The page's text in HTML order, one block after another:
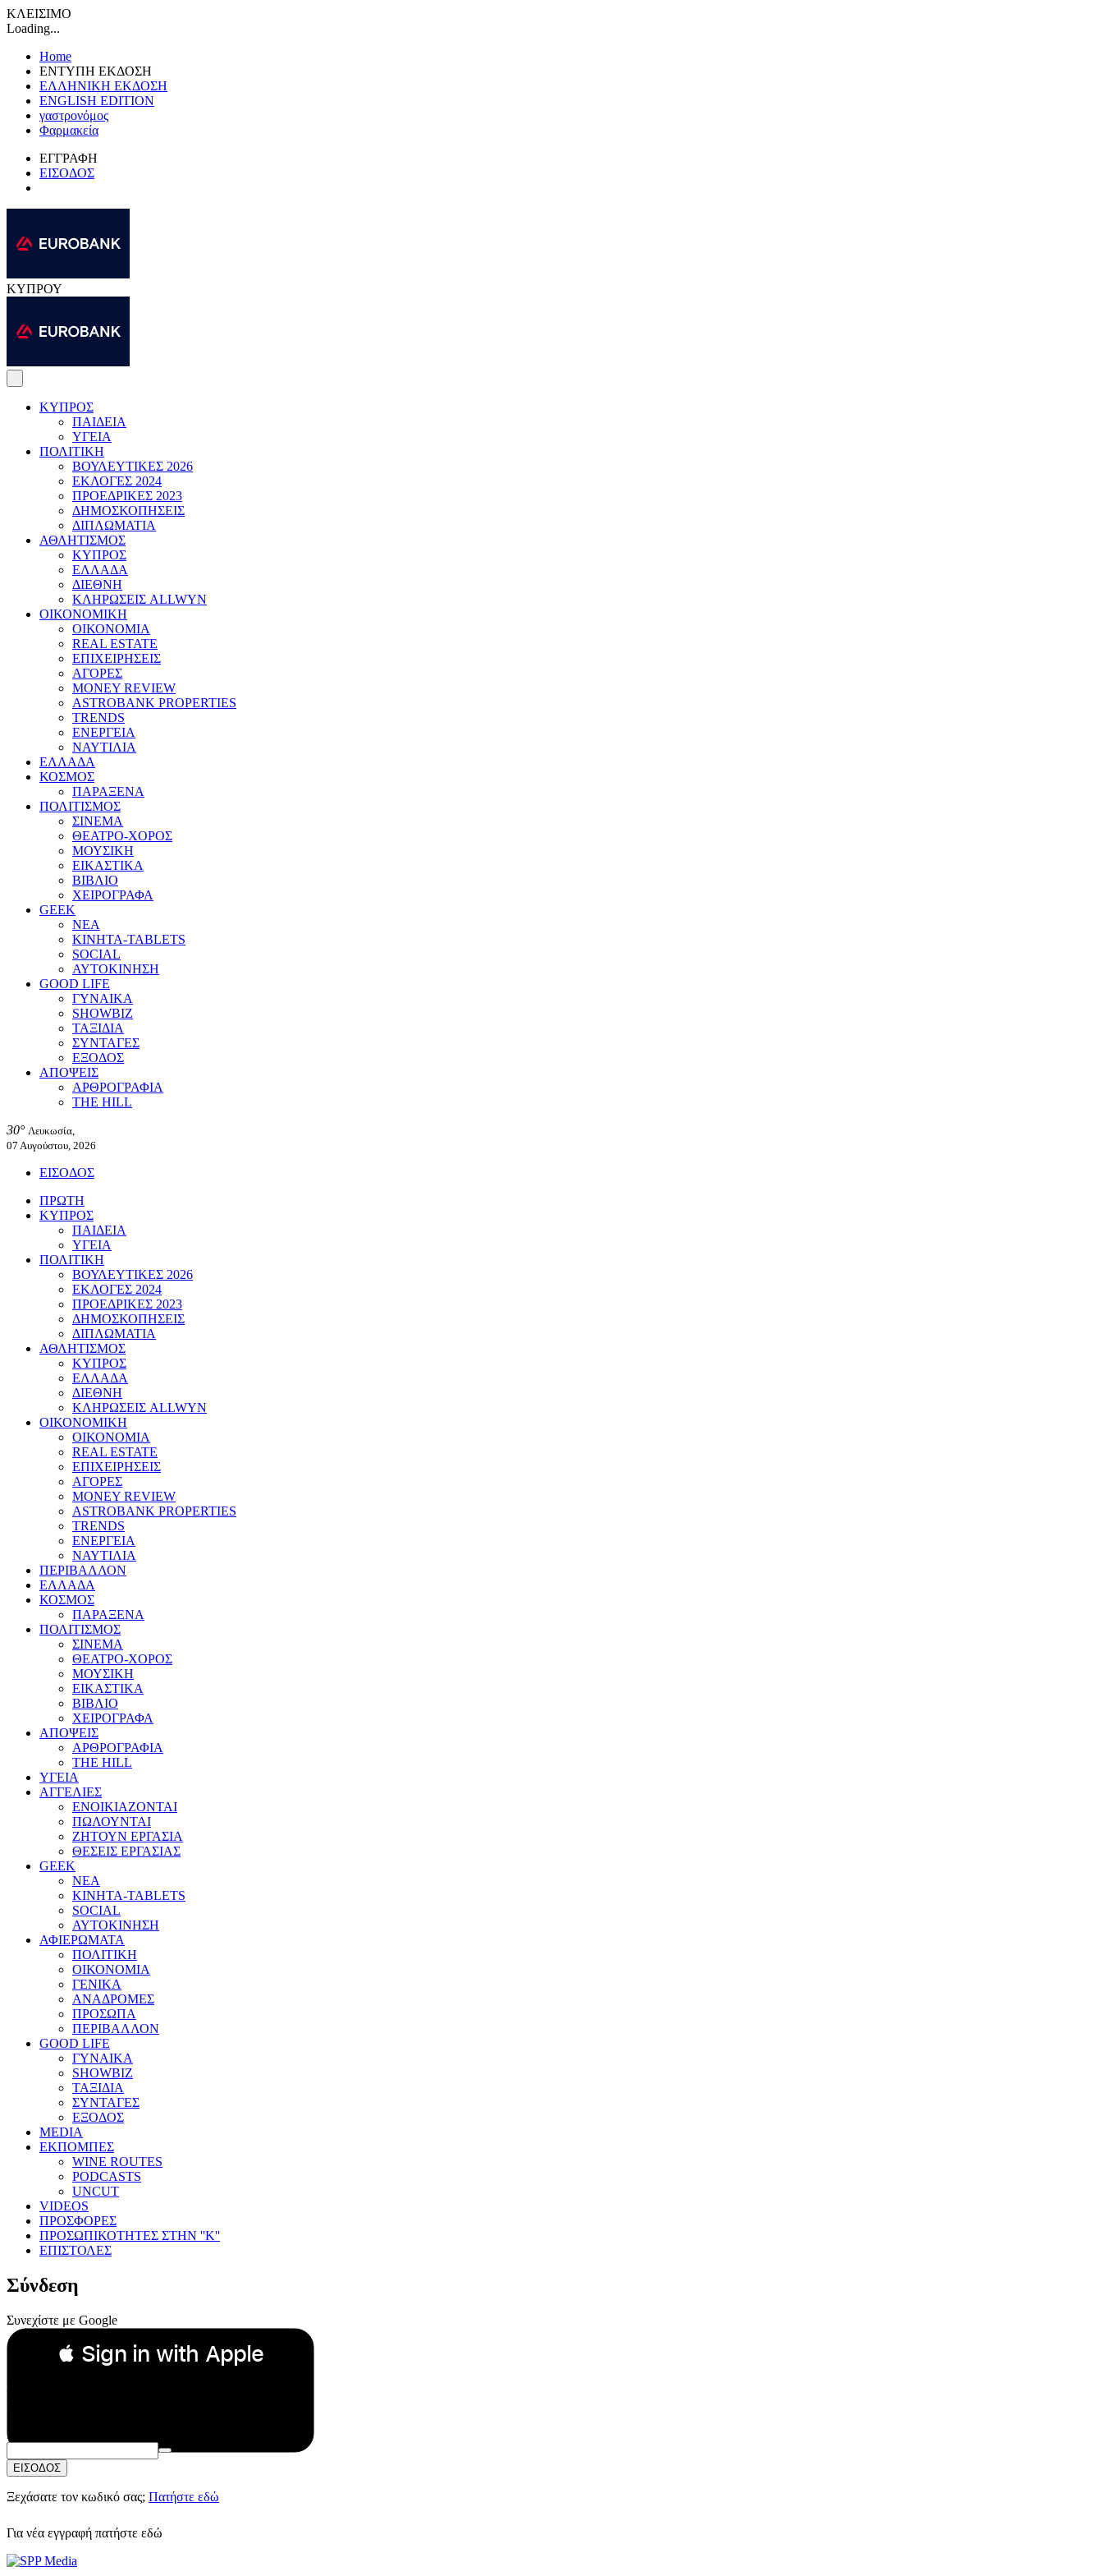
ΚΛΕΙΣΙΜΟ
Loading...
Home
ΕΝΤΥΠΗ ΕΚΔΟΣΗ
ΕΛΛΗΝΙΚΗ ΕΚΔΟΣΗ
ENGLISH EDITION
γαστρονόμος
Φαρμακεία
ΕΓΓΡΑΦΗ
ΕΙΣΟΔΟΣ
ΚΥΠΡΟΥ
ΚΥΠΡΟΣ
ΠΑΙΔΕΙΑ
ΥΓΕΙΑ
ΠΟΛΙΤΙΚΗ
ΒΟΥΛΕΥΤΙΚΕΣ 2026
ΕΚΛΟΓΕΣ 2024
ΠΡΟΕΔΡΙΚΕΣ 2023
ΔΗΜΟΣΚΟΠΗΣΕΙΣ
ΔΙΠΛΩΜΑΤΙΑ
ΑΘΛΗΤΙΣΜΟΣ
ΚΥΠΡΟΣ
ΕΛΛΑΔΑ
ΔΙΕΘΝΗ
ΚΛΗΡΩΣΕΙΣ ALLWYN
ΟΙΚΟΝΟΜΙΚΗ
ΟΙΚΟΝΟΜΙΑ
REAL ESTATE
ΕΠΙΧΕΙΡΗΣΕΙΣ
ΑΓΟΡΕΣ
MONEY REVIEW
ASTROBANK PROPERTIES
TRENDS
ΕΝΕΡΓΕΙΑ
ΝΑΥΤΙΛΙΑ
ΕΛΛΑΔΑ
ΚΟΣΜΟΣ
ΠΑΡΑΞΕΝΑ
ΠΟΛΙΤΙΣΜΟΣ
ΣΙΝΕΜΑ
ΘΕΑΤΡΟ-ΧΟΡΟΣ
ΜΟΥΣΙΚΗ
ΕΙΚΑΣΤΙΚΑ
ΒΙΒΛΙΟ
ΧΕΙΡΟΓΡΑΦΑ
GEEK
ΝΕΑ
ΚΙΝΗΤΑ-TABLETS
SOCIAL
ΑΥΤΟΚΙΝΗΣΗ
GOOD LIFE
ΓΥΝΑΙΚΑ
SHOWBIZ
ΤΑΞΙΔΙΑ
ΣΥΝΤΑΓΕΣ
ΕΞΟΔΟΣ
ΑΠΟΨΕΙΣ
ΑΡΘΡΟΓΡΑΦΙΑ
THE HILL
30° Λευκωσία,
07 Αυγούστου, 2026
ΕΙΣΟΔΟΣ
ΠΡΩΤΗ
ΚΥΠΡΟΣ
ΠΑΙΔΕΙΑ
ΥΓΕΙΑ
ΠΟΛΙΤΙΚΗ
ΒΟΥΛΕΥΤΙΚΕΣ 2026
ΕΚΛΟΓΕΣ 2024
ΠΡΟΕΔΡΙΚΕΣ 2023
ΔΗΜΟΣΚΟΠΗΣΕΙΣ
ΔΙΠΛΩΜΑΤΙΑ
ΑΘΛΗΤΙΣΜΟΣ
ΚΥΠΡΟΣ
ΕΛΛΑΔΑ
ΔΙΕΘΝΗ
ΚΛΗΡΩΣΕΙΣ ALLWYN
ΟΙΚΟΝΟΜΙΚΗ
ΟΙΚΟΝΟΜΙΑ
REAL ESTATE
ΕΠΙΧΕΙΡΗΣΕΙΣ
ΑΓΟΡΕΣ
MONEY REVIEW
ASTROBANK PROPERTIES
TRENDS
ΕΝΕΡΓΕΙΑ
ΝΑΥΤΙΛΙΑ
ΠΕΡΙΒΑΛΛΟΝ
ΕΛΛΑΔΑ
ΚΟΣΜΟΣ
ΠΑΡΑΞΕΝΑ
ΠΟΛΙΤΙΣΜΟΣ
ΣΙΝΕΜΑ
ΘΕΑΤΡΟ-ΧΟΡΟΣ
ΜΟΥΣΙΚΗ
ΕΙΚΑΣΤΙΚΑ
ΒΙΒΛΙΟ
ΧΕΙΡΟΓΡΑΦΑ
ΑΠΟΨΕΙΣ
ΑΡΘΡΟΓΡΑΦΙΑ
THE HILL
ΥΓΕΙΑ
ΑΓΓΕΛΙΕΣ
ΕΝΟΙΚΙΑΖΟΝΤΑΙ
ΠΩΛΟΥΝΤΑΙ
ΖΗΤΟΥΝ ΕΡΓΑΣΙΑ
ΘΕΣΕΙΣ ΕΡΓΑΣΙΑΣ
GEEK
ΝΕΑ
ΚΙΝΗΤΑ-TABLETS
SOCIAL
ΑΥΤΟΚΙΝΗΣΗ
ΑΦΙΕΡΩΜΑΤΑ
ΠΟΛΙΤΙΚΗ
ΟΙΚΟΝΟΜΙΑ
ΓΕΝΙΚΑ
ΑΝΑΔΡΟΜΕΣ
ΠΡΟΣΩΠΑ
ΠΕΡΙΒΑΛΛΟΝ
GOOD LIFE
ΓΥΝΑΙΚΑ
SHOWBIZ
ΤΑΞΙΔΙΑ
ΣΥΝΤΑΓΕΣ
ΕΞΟΔΟΣ
MEDIA
ΕΚΠΟΜΠΕΣ
WINE ROUTES
PODCASTS
UNCUT
VIDEOS
ΠΡΟΣΦΟΡΕΣ
ΠΡΟΣΩΠΙΚΟΤΗΤΕΣ ΣΤΗΝ ''Κ''
ΕΠΙΣΤΟΛΕΣ
Σύνδεση
Συνεχίστε με Google
 Sign in with Apple
Συνεχίστε με Apple
ή
Email:
Κωδικός Πρόσβασης:
ΕΙΣΟΔΟΣ
Ξεχάσατε τον κωδικό σας; Πατήστε εδώ
Για νέα εγγραφή πατήστε εδώ